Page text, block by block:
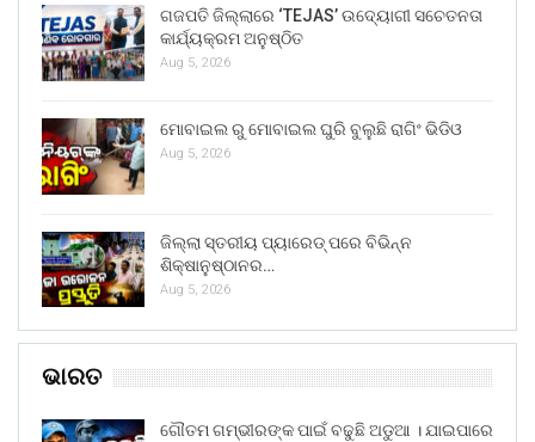
ଗଜପତି ଜିଲ୍ଲାରେ ‘TEJAS’ ଉଦ୍ୟୋଗୀ ସଚେତନତା
କାର୍ଯ୍ୟକ୍ରମ ଅନୁଷ୍ଠିତ
Aug 5, 2026
ମୋବାଇଲ ରୁ ମୋବାଇଲ ଘୁରି ବୁଲୁଛି ରାଗିଂ ଭିଡିଓ
Aug 5, 2026
ଜିଲ୍ଲା ସ୍ତରୀୟ ପ୍ୟାରେଡ୍ ପରେ ବିଭିନ୍ନ
ଶିକ୍ଷାନୁଷ୍ଠାନର…
Aug 5, 2026
ଭାରତ
ଗୌତମ ଗମ୍ଭୀରଙ୍କ ପାଇଁ ବଢୁଛି ଅଡୁଆ । ଯାଇପାରେ